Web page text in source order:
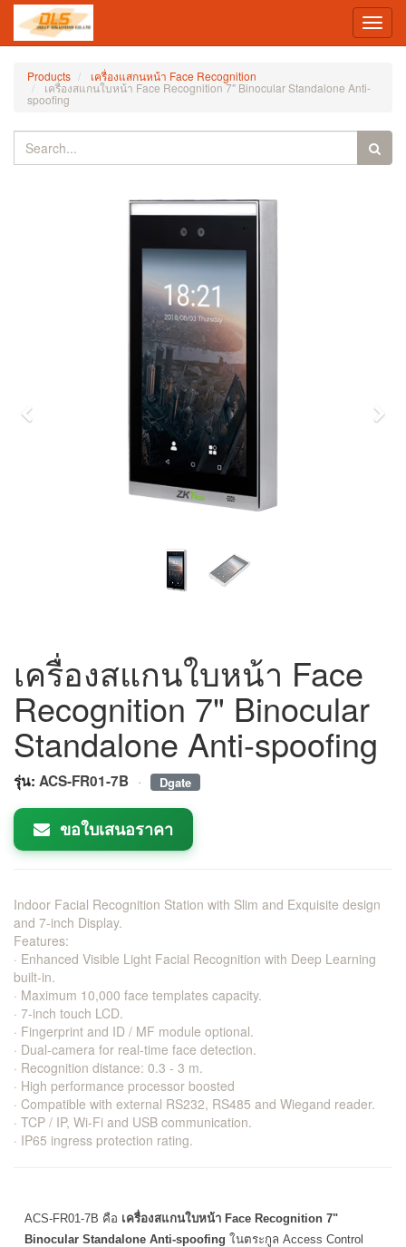
Products เครื่องแสกนหน้า Face Recognition
เครื่องสแกนใบหน้า Face Recognition 7" Binocular Standalone Anti-
spoofing
เครื่องสแกนใบหน้า Face
Recognition 7" Binocular
Standalone Anti-spoofing
รุ่น: ACS-FR01-7B · Dgate
ขอใบเสนอราคา
Indoor Facial Recognition Station with Slim and Exquisite design
and 7-inch Display.
Features:
· Enhanced Visible Light Facial Recognition with Deep Learning
built-in.
· Maximum 10,000 face templates capacity.
· 7-inch touch LCD.
· Fingerprint and ID / MF module optional.
· Dual-camera for real-time face detection.
· Recognition distance: 0.3 - 3 m.
· High performance processor boosted
· Compatible with external RS232, RS485 and Wiegand reader.
· TCP / IP, Wi-Fi and USB communication.
· IP65 ingress protection rating.
ACS-FR01-7B คือ เครื่องสแกนใบหน้า Face Recognition 7"
Binocular Standalone Anti-spoofing ในตระกูล Access Control